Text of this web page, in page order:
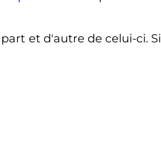
part et d'autre de celui-ci. Si